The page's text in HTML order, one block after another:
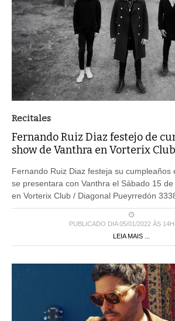
Recitales
Fernando Ruiz Diaz festejo de
show de Vanthra en Vorterix Club
Fernando Ruiz Diaz festeja su cumpleaños
se presentara con Vanthra el Sábado 15
en Vorterix Club / Diagonal Pueyrredón
PUBLICADO DIA 05/01/2022 ÀS
LEIA MAIS ...